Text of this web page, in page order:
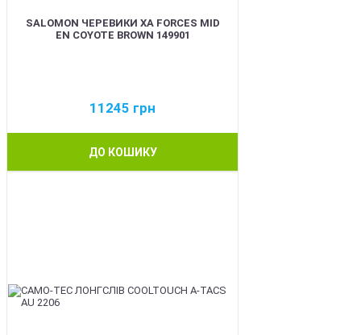
SALOMON ЧЕРЕВИКИ XA FORCES MID
EN COYOTE BROWN 149901
11245 грн
ДО КОШИКУ